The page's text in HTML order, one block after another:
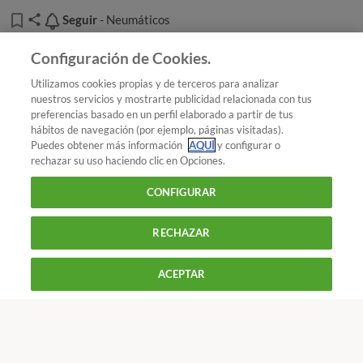
flat se deben montar conjuntamente con sistema
detector de presión de neumáticos,para que avise al
conductor de que ha perdido presión.
Ventajas: No se necesita rueda de repuesto y siempre se
podrá circular hasta un taller de reparación.
Inconvenientes: Son neumáticos un 25 % más caros que
los equivalentes convencionales. Precisan de unas
llantas especiales y se deben montar en coches dotados
de sistema de detección de pérdida de presión.
Seguir
Seguir- Neumáticos
¿Quieres recibir nuestra Newsletter? Crea una cuenta
Coches : Neumáticos
¿Conoces todos los sistemas
De L a J de 9 a 18 h y V de 9 a 14 h
Configuración de Cookies.
Utilizamos cookies propias y de terceros para analizar
nuestros servicios y mostrarte publicidad relacionada con tus
preferencias basado en un perfil elaborado a partir de tus
hábitos de navegación (por ejemplo, páginas visitadas).
Puedes obtener más información AQUÍy configurar o
rechazar su uso haciendo clic en Opciones.
CONFIGURAR
RECHAZAR
ACEPTAR